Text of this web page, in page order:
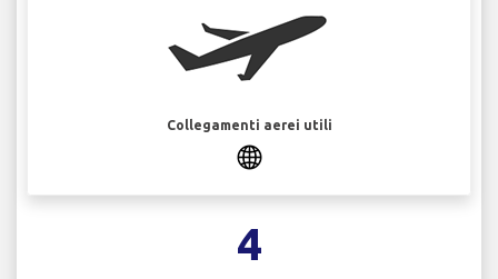
Collegamenti aerei utili
4